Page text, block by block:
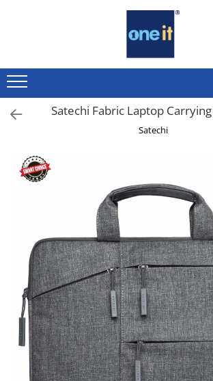
Laptop, Tablete & Telefoane
Laptop / Notebook
Notebook Consumer
Componente Laptop
Telefoane & accesorii
Smart Watch
Apple AirTag
Inele Smart
Ochelari Smart
Smartphone IPhone
Sisteme PC & Periferice
Satechi Fabric Laptop
Satechi